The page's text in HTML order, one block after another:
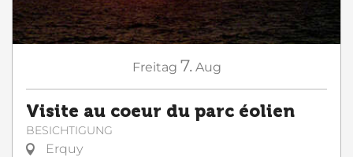
Freitag 7. Aug
Visite au coeur du parc éolien
BESICHTIGUNG
Erquy